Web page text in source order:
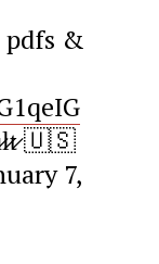
pdfs &
🇺🇸
7,